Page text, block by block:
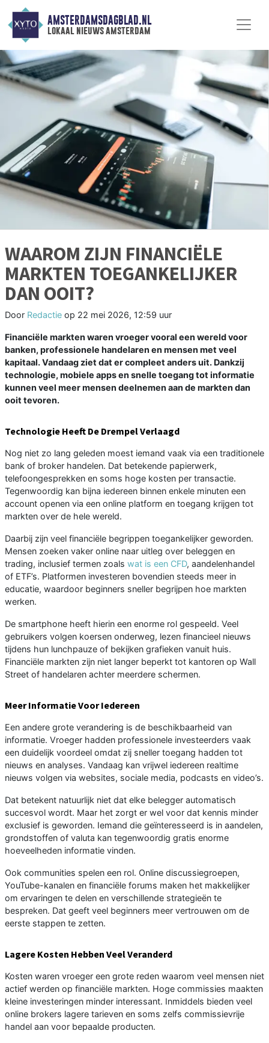
AMSTERDAMSDAGBLAD.NL
lokaal nieuws amsterdam
WAAROM ZIJN FINANCIËLE
MARKTEN TOEGANKELIJKER
DAN OOIT?
Door Redactie op 22 mei 2026, 12:59 uur
Financiële markten waren vroeger vooral een wereld voor
banken, professionele handelaren en mensen met veel
kapitaal. Vandaag ziet dat er compleet anders uit. Dankzij
technologie, mobiele apps en snelle toegang tot informatie
kunnen veel meer mensen deelnemen aan de markten dan
ooit tevoren.
Technologie Heeft De Drempel Verlaagd
Nog niet zo lang geleden moest iemand vaak via een traditionele
bank of broker handelen. Dat betekende papierwerk,
telefoongesprekken en soms hoge kosten per transactie.
Tegenwoordig kan bijna iedereen binnen enkele minuten een
account openen via een online platform en toegang krijgen tot
markten over de hele wereld.
Daarbij zijn veel financiële begrippen toegankelijker geworden.
Mensen zoeken vaker online naar uitleg over beleggen en
trading, inclusief termen zoals wat is een CFD, aandelenhandel
of ETF’s. Platformen investeren bovendien steeds meer in
educatie, waardoor beginners sneller begrijpen hoe markten
werken.
De smartphone heeft hierin een enorme rol gespeeld. Veel
gebruikers volgen koersen onderweg, lezen financieel nieuws
tijdens hun lunchpauze of bekijken grafieken vanuit huis.
Financiële markten zijn niet langer beperkt tot kantoren op Wall
Street of handelaren achter meerdere schermen.
Meer Informatie Voor Iedereen
Een andere grote verandering is de beschikbaarheid van
informatie. Vroeger hadden professionele investeerders vaak
een duidelijk voordeel omdat zij sneller toegang hadden tot
nieuws en analyses. Vandaag kan vrijwel iedereen realtime
nieuws volgen via websites, sociale media, podcasts en video’s.
Dat betekent natuurlijk niet dat elke belegger automatisch
succesvol wordt. Maar het zorgt er wel voor dat kennis minder
exclusief is geworden. Iemand die geïnteresseerd is in aandelen,
grondstoffen of valuta kan tegenwoordig gratis enorme
hoeveelheden informatie vinden.
Ook communities spelen een rol. Online discussiegroepen,
YouTube-kanalen en financiële forums maken het makkelijker
om ervaringen te delen en verschillende strategieën te
bespreken. Dat geeft veel beginners meer vertrouwen om de
eerste stappen te zetten.
Lagere Kosten Hebben Veel Veranderd
Kosten waren vroeger een grote reden waarom veel mensen niet
actief werden op financiële markten. Hoge commissies maakten
kleine investeringen minder interessant. Inmiddels bieden veel
online brokers lagere tarieven en soms zelfs commissievrije
handel aan voor bepaalde producten.